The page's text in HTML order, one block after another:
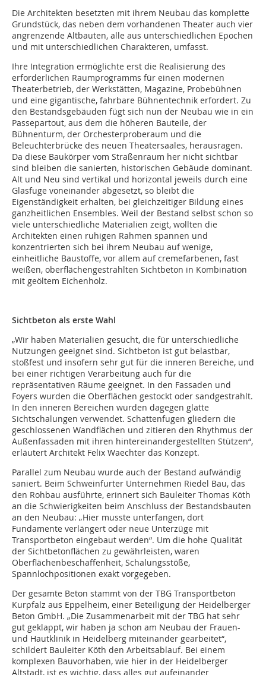
Die Architekten besetzten mit ihrem Neubau das komplette
Grundstück, das neben dem vorhandenen Theater auch vier
angrenzende Altbauten, alle aus unterschiedlichen Epochen
und mit unterschiedlichen Charakteren, umfasst.
Ihre Integration ermöglichte erst die Realisierung des
erforderlichen Raumprogramms für einen modernen
Theaterbetrieb, der Werkstätten, Magazine, Probebühnen
und eine gigantische, fahrbare Bühnentechnik erfordert. Zu
den Bestandsgebäuden fügt sich nun der Neubau wie in ein
Passepartout, aus dem die höheren Bauteile, der
Bühnenturm, der Orchesterproberaum und die
Beleuchterbrücke des neuen Theatersaales, herausragen.
Da diese Baukörper vom Straßenraum her nicht sichtbar
sind bleiben die sanierten, historischen Gebäude dominant.
Alt und Neu sind vertikal und horizontal jeweils durch eine
Glasfuge voneinander abgesetzt, so bleibt die
Eigenständigkeit erhalten, bei gleichzeitiger Bildung eines
ganzheitlichen Ensembles. Weil der Bestand selbst schon so
viele unterschiedliche Materialien zeigt, wollten die
Architekten einen ruhigen Rahmen spannen und
konzentrierten sich bei ihrem Neubau auf wenige,
einheitliche Baustoffe, vor allem auf cremefarbenen, fast
weißen, oberflächengestrahlten Sichtbeton in Kombination
mit geöltem Eichenholz.
Sichtbeton als erste Wahl
„Wir haben Materialien gesucht, die für unterschiedliche
Nutzungen geeignet sind. Sichtbeton ist gut belastbar,
stoßfest und insofern sehr gut für die inneren Bereiche, und
bei einer richtigen Verarbeitung auch für die
repräsentativen Räume geeignet. In den Fassaden und
Foyers wurden die Oberflächen gestockt oder sandgestrahlt.
In den inneren Bereichen wurden dagegen glatte
Sichtschalungen verwendet. Schattenfugen gliedern die
geschlossenen Wandflächen und zitieren den Rhythmus der
Außenfassaden mit ihren hintereinandergestellten Stützen“,
erläutert Architekt Felix Waechter das Konzept.
Parallel zum Neubau wurde auch der Bestand aufwändig
saniert. Beim Schweinfurter Unternehmen Riedel Bau, das
den Rohbau ausführte, erinnert sich Bauleiter Thomas Köth
an die Schwierigkeiten beim Anschluss der Bestandsbauten
an den Neubau: „Hier musste unterfangen, dort
Fundamente verlängert oder neue Unterzüge mit
Transportbeton eingebaut werden“. Um die hohe Qualität
der Sichtbetonflächen zu gewährleisten, waren
Oberflächenbeschaffenheit, Schalungsstöße,
Spannlochpositionen exakt vorgegeben.
Der gesamte Beton stammt von der TBG Transportbeton
Kurpfalz aus Eppelheim, einer Beteiligung der Heidelberger
Beton GmbH. „Die Zusammenarbeit mit der TBG hat sehr
gut geklappt, wir haben ja schon am Neubau der Frauen-
und Hautklinik in Heidelberg miteinander gearbeitet“,
schildert Bauleiter Köth den Arbeitsablauf. Bei einem
komplexen Bauvorhaben, wie hier in der Heidelberger
Altstadt, ist es wichtig, dass alles gut aufeinander